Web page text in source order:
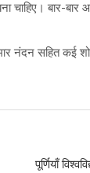
चाहिए। बार-
नंदन सहित कई
पूर्णियाँ